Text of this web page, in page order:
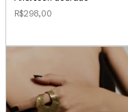
R$298,00